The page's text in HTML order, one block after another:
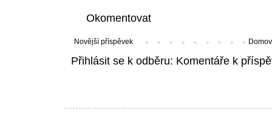
Okomentovat
Novější příspěvek
Přihlásit se k odběru: Komentáře k